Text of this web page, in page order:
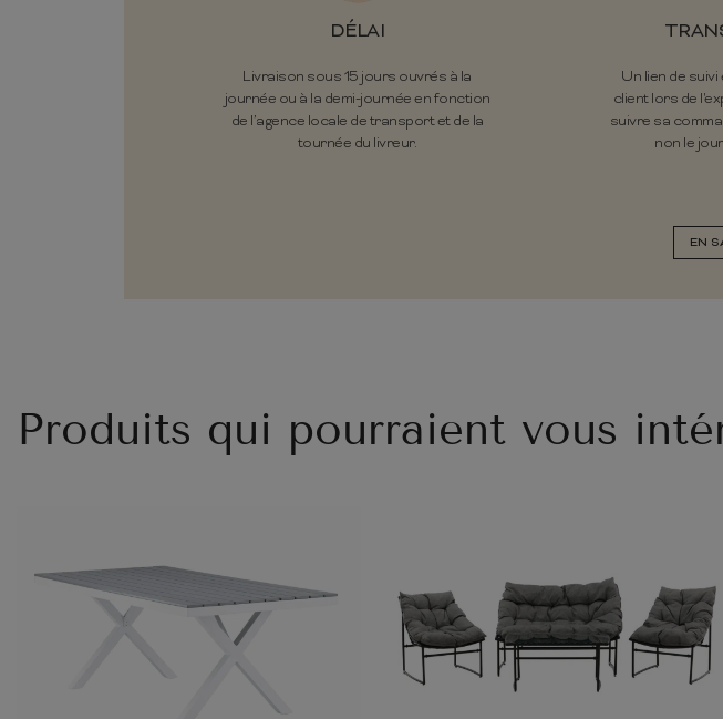
DÉLAI
Livraison sous 15 jours ouvrés à la
journée ou à la demi-journée en fonction
de l’agence locale de transport et de la
tournée du livreur.
Un lien de
client lors de
suivre sa
non le
EN
Produits qui pourraient vous